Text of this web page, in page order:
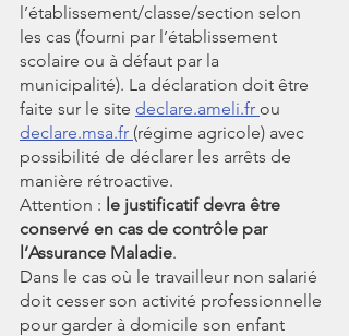
l’établissement/classe/section selon
les cas (fourni par l’établissement
scolaire ou à défaut par la
municipalité). La déclaration doit être
faite sur le site declare.ameli.fr ou
declare.msa.fr (régime agricole) avec
possibilité de déclarer les arrêts de
manière rétroactive.
Attention : le justificatif devra être
conservé en cas de contrôle par
l’Assurance Maladie.
Dans le cas où le travailleur non salarié
doit cesser son activité professionnelle
pour garder à domicile son enfant